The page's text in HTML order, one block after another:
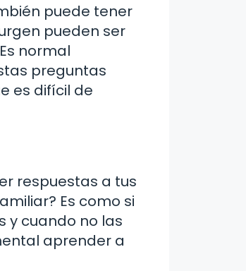
puede tener
pueden ser
normal
preguntas
es difícil de
respuestas a tus
Es como si
y cuando no las
aprender a